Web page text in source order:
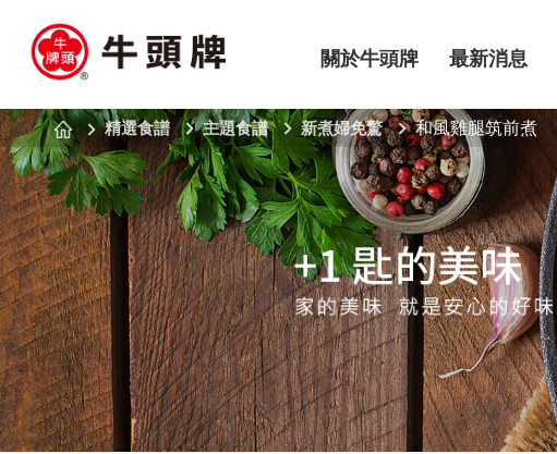
關於牛頭牌 最新消息
精選食譜 主題食譜 新煮婦免驚 和風雞腿筑前煮